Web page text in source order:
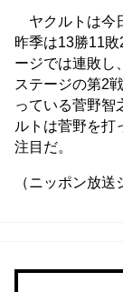
ヤクルトは今
昨季は13勝11
ージでは連敗し
ステージの第2
っている菅野智
ルトは菅野を打
注目だ。
（ニッポン放送